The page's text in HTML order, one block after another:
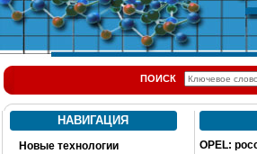
ПОИСК
НАВИГАЦИЯ
Новые технологии
OPEL: